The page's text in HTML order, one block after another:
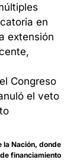
en
extensión
la Nación, donde
financiamiento